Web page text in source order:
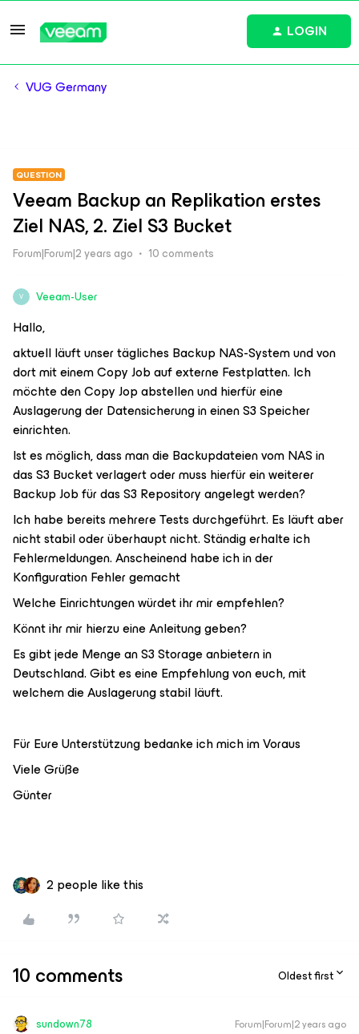
LOGIN
VUG Germany
QUESTION
Veeam Backup an Replikation erstes
Ziel NAS, 2. Ziel S3 Bucket
Forum|Forum|2 years ago 10 comments
V Veeam-User
Hallo,
aktuell läuft unser tägliches Backup NAS-System und von
dort mit einem Copy Job auf externe Festplatten. Ich
möchte den Copy Jop abstellen und hierfür eine
Auslagerung der Datensicherung in einen S3 Speicher
einrichten.
Ist es möglich, dass man die Backupdateien vom NAS in
das S3 Bucket verlagert oder muss hierfür ein weiterer
Backup Job für das S3 Repository angelegt werden?
Ich habe bereits mehrere Tests durchgeführt. Es läuft aber
nicht stabil oder überhaupt nicht. Ständig erhalte ich
Fehlermeldungen. Anscheinend habe ich in der
Konfiguration Fehler gemacht
Welche Einrichtungen würdet ihr mir empfehlen?
Könnt ihr mir hierzu eine Anleitung geben?
Es gibt jede Menge an S3 Storage anbietern in
Deutschland. Gibt es eine Empfehlung von euch, mit
welchem die Auslagerung stabil läuft.
Für Eure Unterstützung bedanke ich mich im Voraus
Viele Grüße
Günter
2 people like this
10 comments Oldest first
sundown78 Forum|Forum|2 years ago